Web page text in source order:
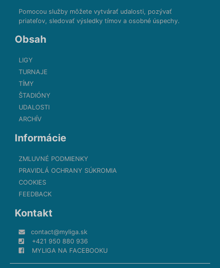
Pomocou služby môžete vytvárať udalosti, pozývať
priateľov, sledovať výsledky tímov a osobné úspechy.
Obsah
LIGY
TURNAJE
TÍMY
ŠTADIÓNY
UDALOSTI
ARCHÍV
Informácie
ZMLUVNÉ PODMIENKY
PRAVIDLÁ OCHRANY SÚKROMIA
COOKIES
FEEDBACK
Kontakt
contact@myliga.sk
+421 950 880 936
MYLIGA NA FACEBOOKU